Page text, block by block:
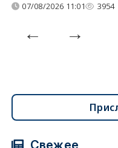
07/08/2026 11:01 3954